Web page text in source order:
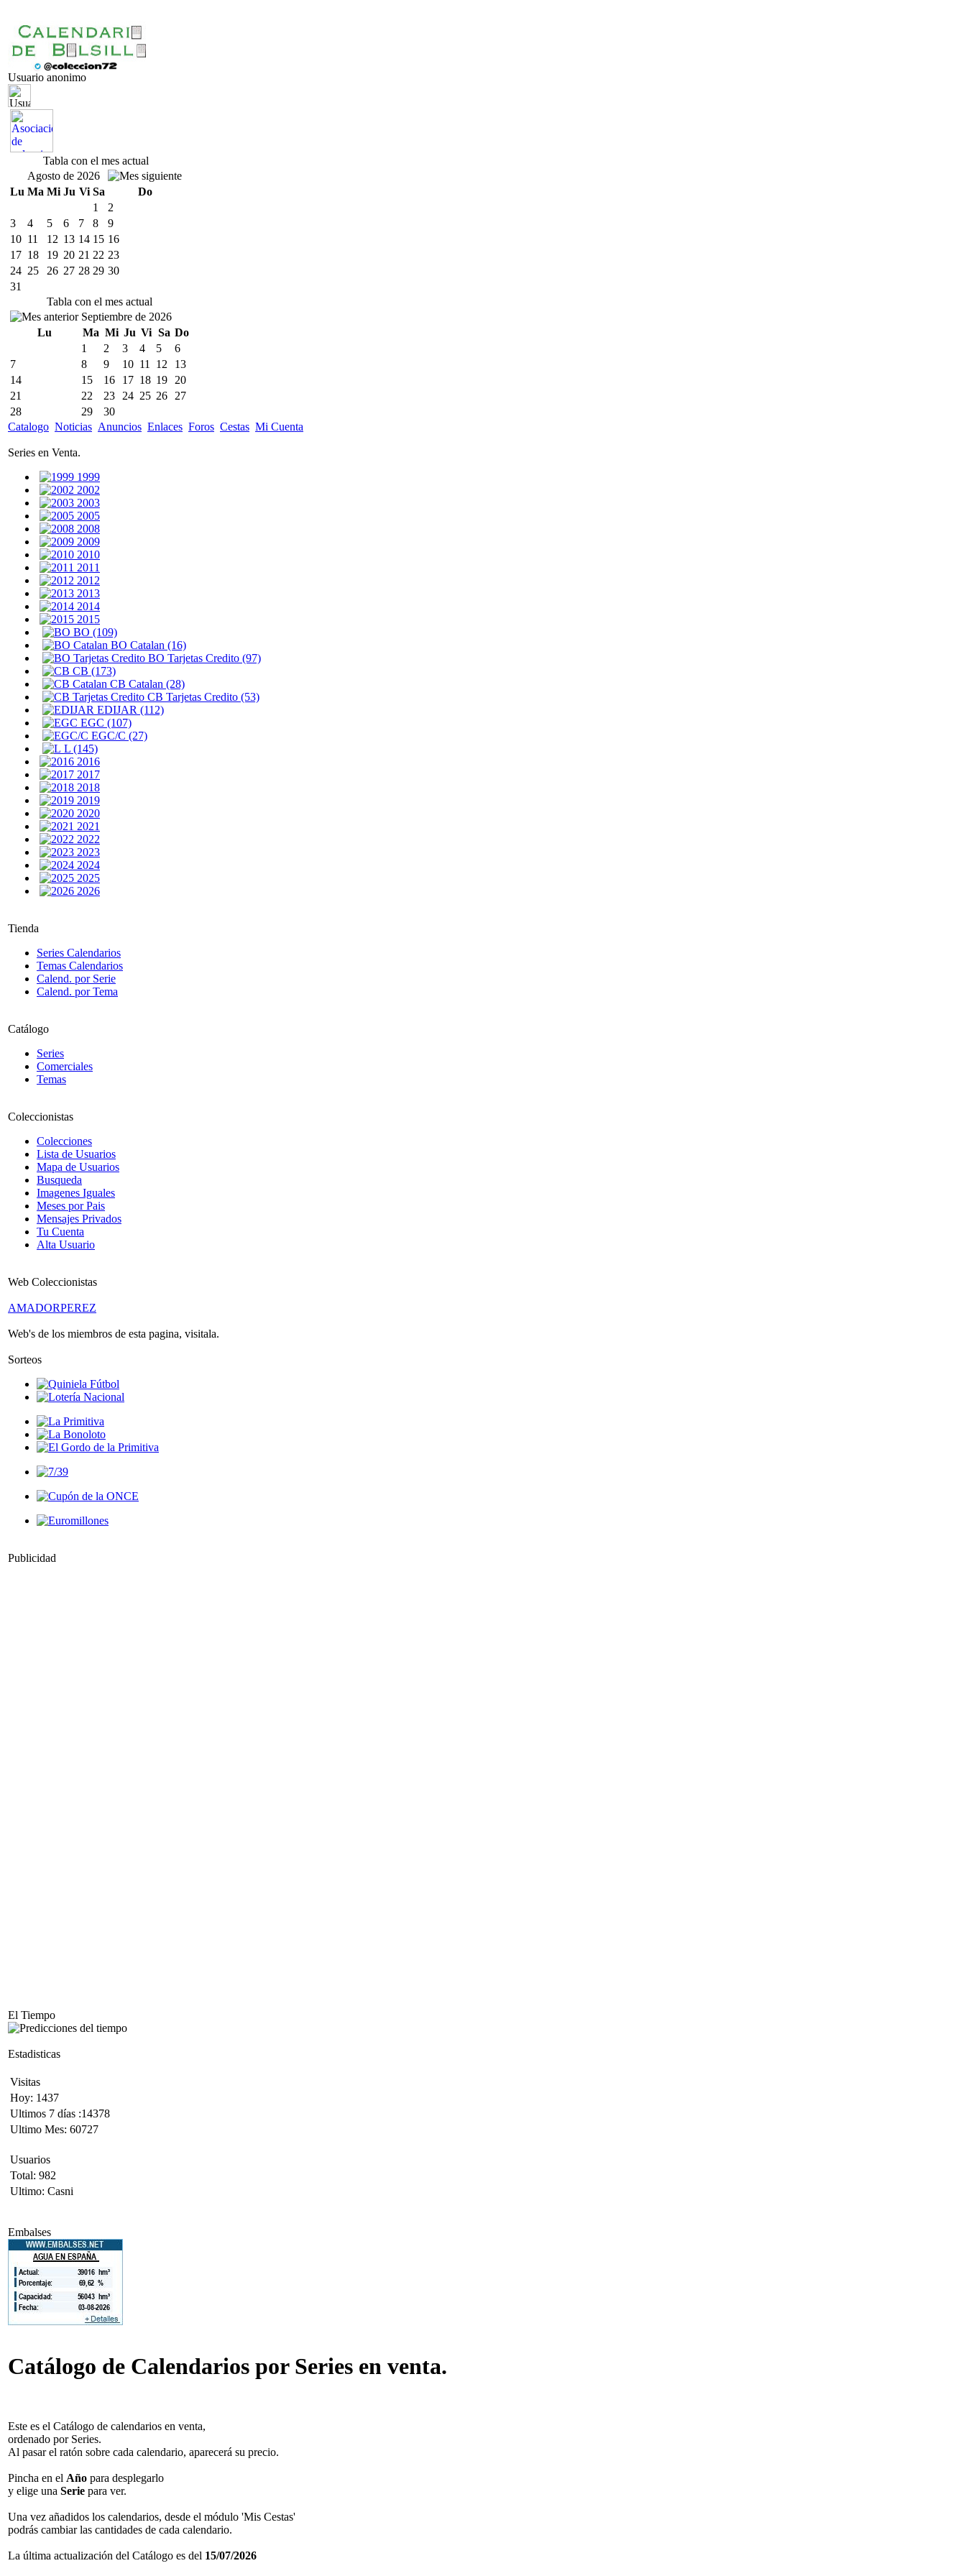
Usuario anonimo
Tabla con el mes actual
Agosto de 2026
Lu Ma Mi Ju Vi Sa
Do
1
2
3
4 5 6 7 8
9
10 11 12 13 14 15 16
17 18 19 20 21 22 23
24 25 26 27 28 29 30
31
Tabla con el mes actual
Septiembre de 2026
Lu
Ma Mi Ju Vi Sa Do
1
2 3 4 5
6
7
8 9 10 11 12
13
14
15 16 17 18 19
20
21
22 23 24 25 26
27
28
29
30
Catalogo Noticias Anuncios Enlaces Foros Cestas Mi Cuenta
Series en Venta.
1999
2002
2003
2005
2008
2009
2010
2011
2012
2013
2014
2015
BO (109)
BO Catalan (16)
BO Tarjetas Credito (97)
CB (173)
CB Catalan (28)
CB Tarjetas Credito (53)
EDIJAR (112)
EGC (107)
EGC/C (27)
L (145)
2016
2017
2018
2019
2020
2021
2022
2023
2024
2025
2026
Tienda
Series Calendarios
Temas Calendarios
Calend. por Serie
Calend. por Tema
Catálogo
Series
Comerciales
Temas
Coleccionistas
Colecciones
Lista de Usuarios
Mapa de Usuarios
Busqueda
Imagenes Iguales
Meses por Pais
Mensajes Privados
Tu Cuenta
Alta Usuario
Web Coleccionistas
AMADORPEREZ
Web's de los miembros de esta pagina, visitala.
Sorteos
Publicidad
El Tiempo
Estadisticas
Visitas
Hoy: 1437
Ultimos 7 días :14378
Ultimo Mes: 60727
Usuarios
Total: 982
Ultimo: Casni
Embalses
Catálogo de Calendarios por Series en venta.
Este es el Catálogo de calendarios en venta,
ordenado por Series.
Al pasar el ratón sobre cada calendario, aparecerá su precio.
Pincha en el Año para desplegarlo
y elige una Serie para ver.
Una vez añadidos los calendarios, desde el módulo 'Mis Cestas'
podrás cambiar las cantidades de cada calendario.
La última actualización del Catálogo es del 15/07/2026